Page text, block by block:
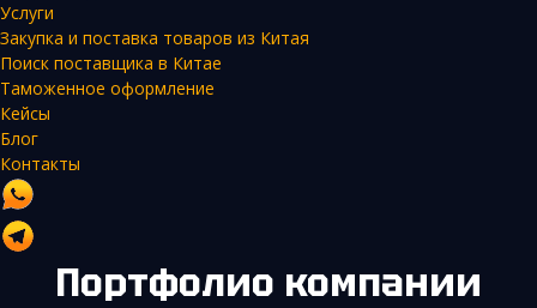
Услуги
Закупка и поставка товаров из Китая
Поиск поставщика в Китае
Таможенное оформление
Кейсы
Блог
Контакты
Портфолио компании